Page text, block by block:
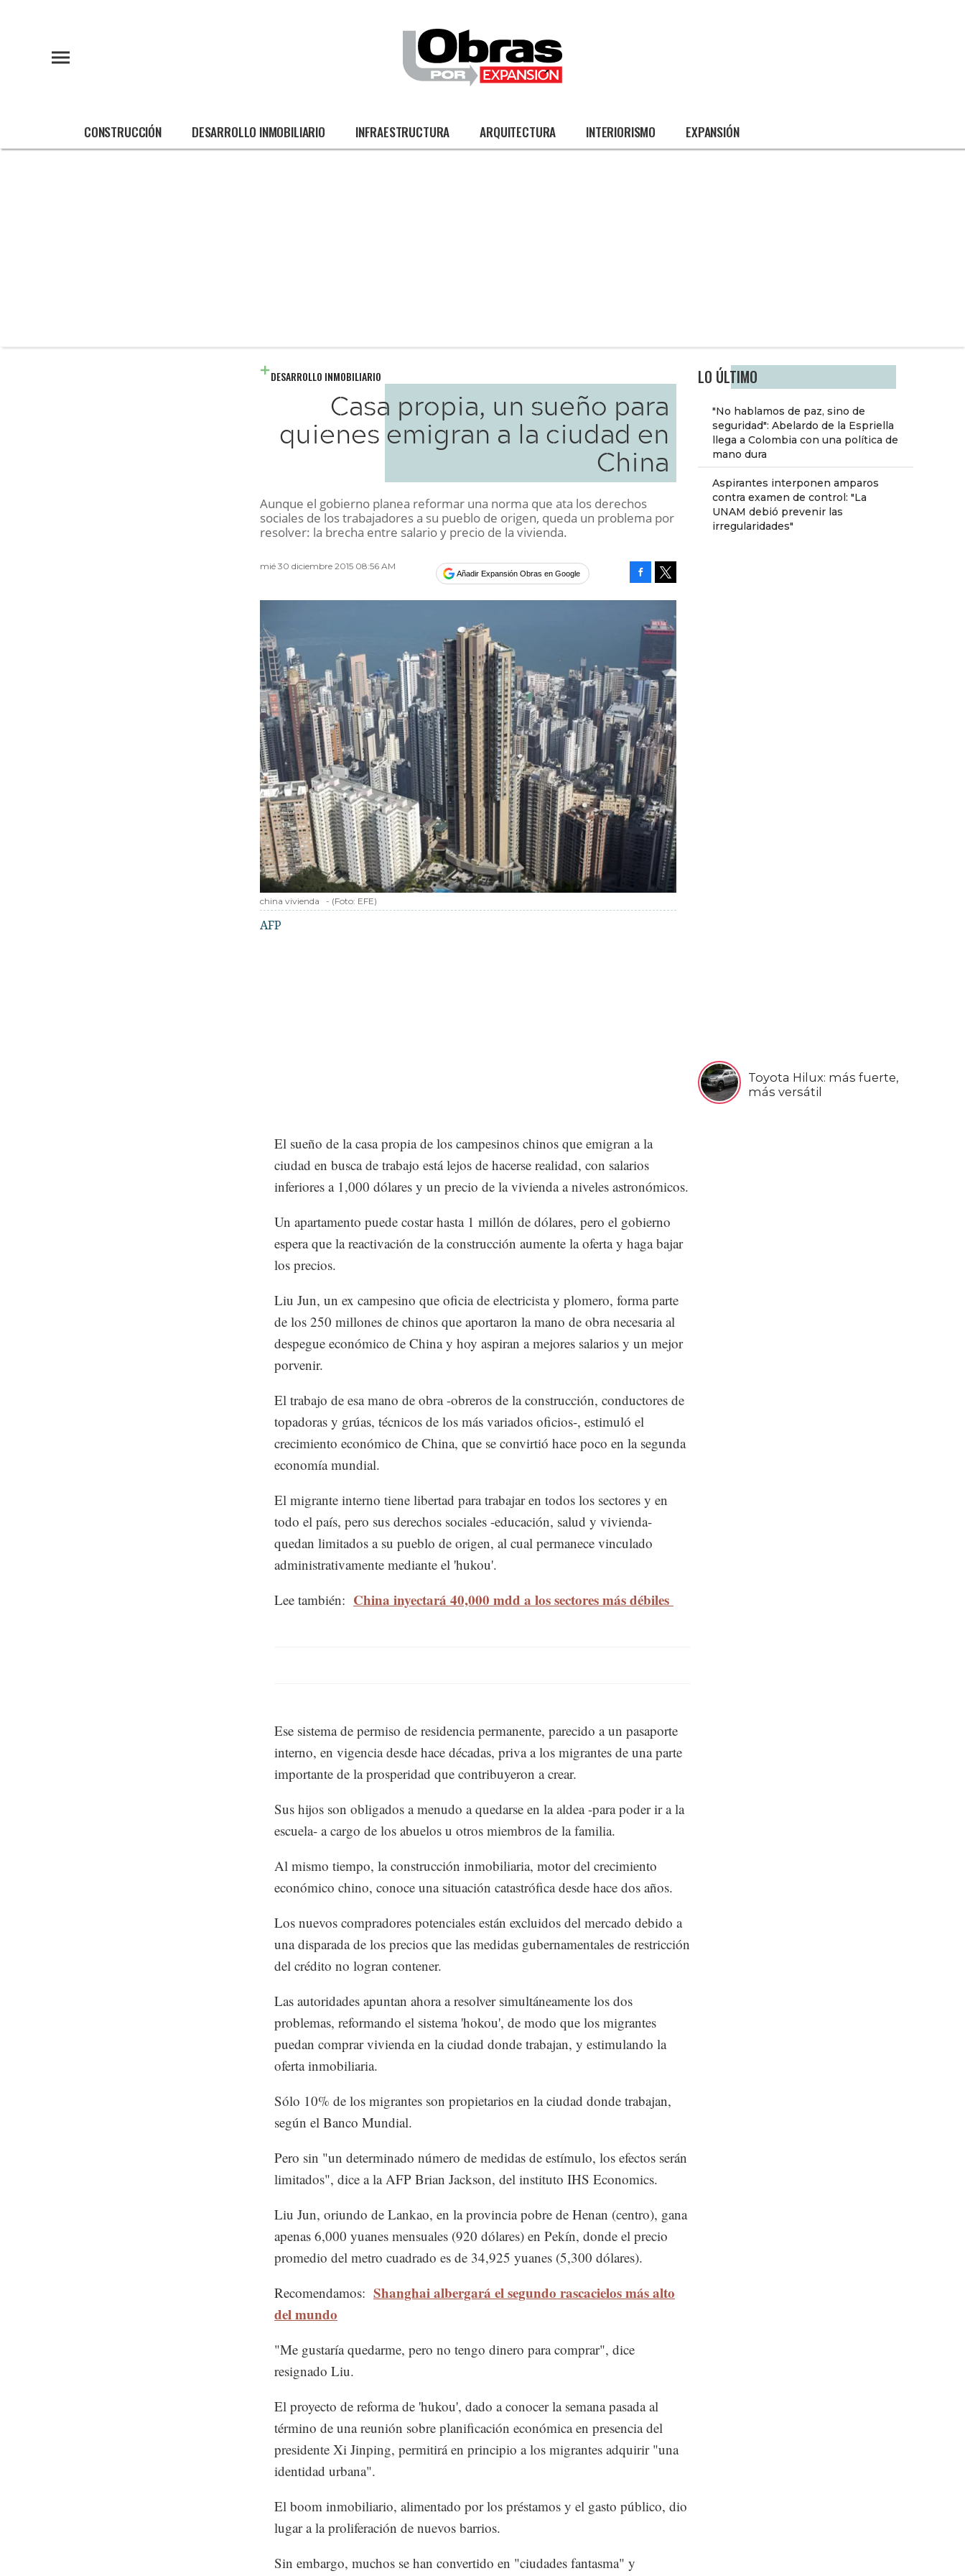
CONSTRUCCIÓN DESARROLLO INMOBILIARIO INFRAESTRUCTURA ARQUITECTURA INTERIORISMO EXPANSIÓN
LO ÚLTIMO
"No hablamos de paz, sino de
seguridad": Abelardo de la Espriella
llega a Colombia con una política de
mano dura
Aspirantes interponen amparos
contra examen de control: "La
UNAM debió prevenir las
irregularidades"
Toyota Hilux: más fuerte,
más versátil
DESARROLLO INMOBILIARIO
Casa propia, un sueño para
quienes emigran a la ciudad en
China
Aunque el gobierno planea reformar una norma que ata los derechos
sociales de los trabajadores a su pueblo de origen, queda un problema por
resolver: la brecha entre salario y precio de la vivienda.
mié 30 diciembre 2015 08:56 AM
Añadir Expansión Obras en Google
china vivienda - (Foto: EFE)
AFP
El sueño de la casa propia de los campesinos chinos que emigran a la
ciudad en busca de trabajo está lejos de hacerse realidad, con salarios
inferiores a 1,000 dólares y un precio de la vivienda a niveles astronómicos.
Un apartamento puede costar hasta 1 millón de dólares, pero el gobierno
espera que la reactivación de la construcción aumente la oferta y haga bajar
los precios.
Liu Jun, un ex campesino que oficia de electricista y plomero, forma parte
de los 250 millones de chinos que aportaron la mano de obra necesaria al
despegue económico de China y hoy aspiran a mejores salarios y un mejor
porvenir.
El trabajo de esa mano de obra -obreros de la construcción, conductores de
topadoras y grúas, técnicos de los más variados oficios-, estimuló el
crecimiento económico de China, que se convirtió hace poco en la segunda
economía mundial.
El migrante interno tiene libertad para trabajar en todos los sectores y en
todo el país, pero sus derechos sociales -educación, salud y vivienda-
quedan limitados a su pueblo de origen, al cual permanece vinculado
administrativamente mediante el 'hukou'.
Lee también: China inyectará 40,000 mdd a los sectores más débiles
Ese sistema de permiso de residencia permanente, parecido a un pasaporte
interno, en vigencia desde hace décadas, priva a los migrantes de una parte
importante de la prosperidad que contribuyeron a crear.
Sus hijos son obligados a menudo a quedarse en la aldea -para poder ir a la
escuela- a cargo de los abuelos u otros miembros de la familia.
Al mismo tiempo, la construcción inmobiliaria, motor del crecimiento
económico chino, conoce una situación catastrófica desde hace dos años.
Los nuevos compradores potenciales están excluidos del mercado debido a
una disparada de los precios que las medidas gubernamentales de restricción
del crédito no logran contener.
Las autoridades apuntan ahora a resolver simultáneamente los dos
problemas, reformando el sistema 'hokou', de modo que los migrantes
puedan comprar vivienda en la ciudad donde trabajan, y estimulando la
oferta inmobiliaria.
Sólo 10% de los migrantes son propietarios en la ciudad donde trabajan,
según el Banco Mundial.
Pero sin "un determinado número de medidas de estímulo, los efectos serán
limitados", dice a la AFP Brian Jackson, del instituto IHS Economics.
Liu Jun, oriundo de Lankao, en la provincia pobre de Henan (centro), gana
apenas 6,000 yuanes mensuales (920 dólares) en Pekín, donde el precio
promedio del metro cuadrado es de 34,925 yuanes (5,300 dólares).
Recomendamos: Shanghai albergará el segundo rascacielos más alto
del mundo
"Me gustaría quedarme, pero no tengo dinero para comprar", dice
resignado Liu.
El proyecto de reforma de 'hukou', dado a conocer la semana pasada al
término de una reunión sobre planificación económica en presencia del
presidente Xi Jinping, permitirá en principio a los migrantes adquirir "una
identidad urbana".
El boom inmobiliario, alimentado por los préstamos y el gasto público, dio
lugar a la proliferación de nuevos barrios.
Sin embargo, muchos se han convertido en "ciudades fantasma" y